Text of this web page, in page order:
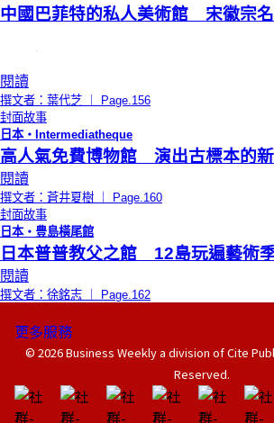
中國巴菲特的私人美術館 宋徽宗
閱讀
撰文者：葉代芝 ｜ Page.156
封面故事
日本‧Intermediatheque
高人氣免費博物館 演出古標本的
閱讀
撰文者：蒼井夏樹 ｜ Page.160
封面故事
日本‧豊島橫尾館
日本普普教父之館 12島玩遍藝術
閱讀
撰文者：徐銘志 ｜ Page.162
更多服務
© 2026 Business Weekly a division of Cite
Reserved.